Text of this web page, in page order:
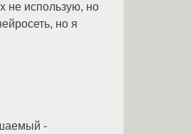
не использую, но
но я
-